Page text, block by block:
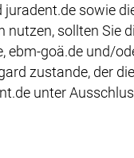
juradent.de sowie
nutzen, sollten Sie
ebm-goä.de und/
zustande, der
unter